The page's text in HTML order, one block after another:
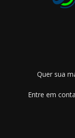
Quer sua
Entre em